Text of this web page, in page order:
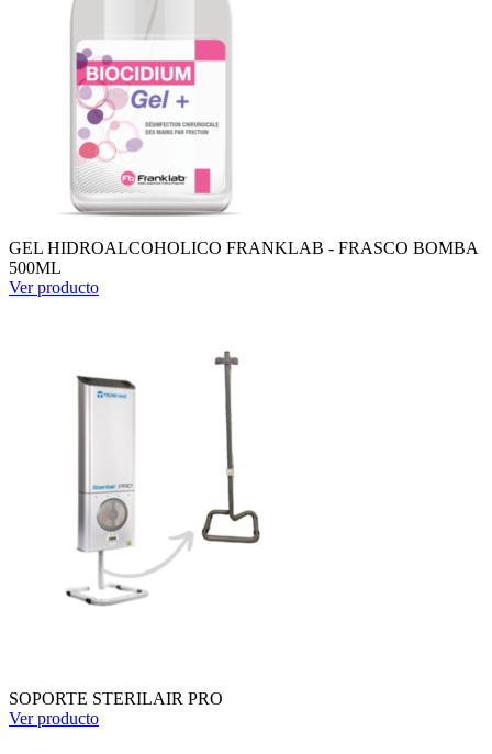
GEL HIDROALCOHOLICO FRANKLAB - FRASCO BOMBA
500ML
Ver producto
SOPORTE STERILAIR PRO
Ver producto